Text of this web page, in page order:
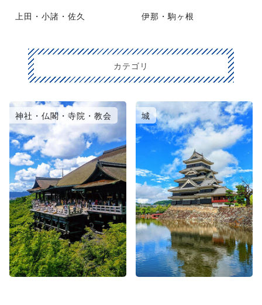
上田・小諸・佐久 伊那・駒ヶ根
カテゴリ
神社・仏閣・寺院・教会 城